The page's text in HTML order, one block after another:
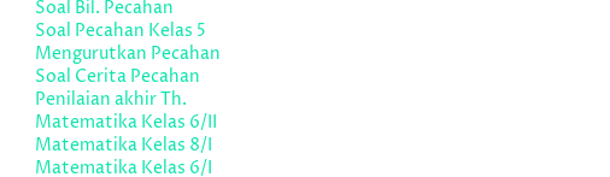
Soal Bil. Pecahan
Soal Pecahan Kelas 5
Mengurutkan Pecahan
Soal Cerita Pecahan
Penilaian akhir Th.
Matematika Kelas 6/II
Matematika Kelas 8/I
Matematika Kelas 6/I